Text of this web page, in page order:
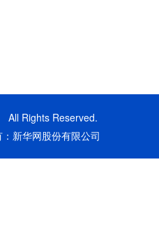
All Rights Reserved.
新华网股份有限公司